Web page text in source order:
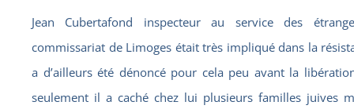
Jean Cubertafond inspecteur au service des
commissariat de Limoges était très impliqué dans la
a d’ailleurs été dénoncé pour cela peu avant la
seulement il a caché chez lui plusieurs familles juives